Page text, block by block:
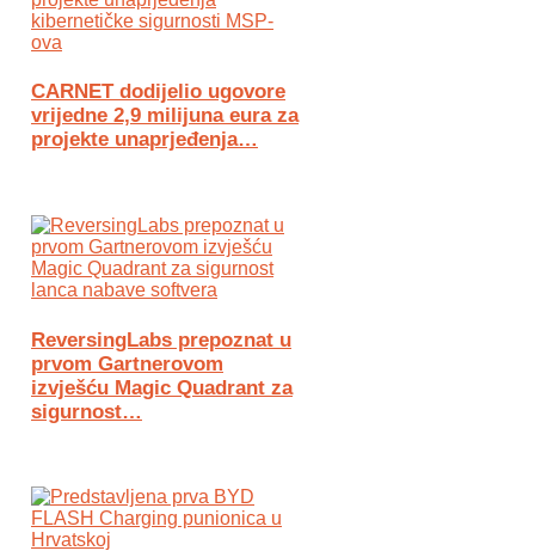
CARNET dodijelio ugovore
vrijedne 2,9 milijuna eura za
projekte unaprjeđenja…
ReversingLabs prepoznat u
prvom Gartnerovom
izvješću Magic Quadrant za
sigurnost…